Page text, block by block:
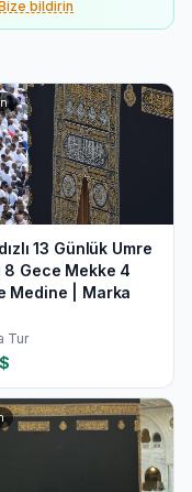
bildirin
13 Günlük Umre
8 Gece Mekke 4
Medine | Marka
Tur
$